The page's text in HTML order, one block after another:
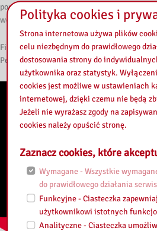
portfolio wydawnictwa o klasyczne książki
wcześniej niepublikowane w Polsce lub
Film jest zapisem webinaru, który został
Pedagogiczną Bibliotekę Wojewódzką im.
Polityka cookies i
Strona internetowa używa plików
celu niezbędnym do prawidłowego
dostosowania strony do
użytkownika oraz statystyk.
cookies jest możliwe w ustawieniach
internetowej, dzięki czemu nie będą
Jeżeli nie wyrażasz zgody na
cookies należy opuścić stronę.
Zaznacz cookies, które
Wymagane - Wszystkie
do prawidłowego działania
Funkcyjne - Ciasteczka
użytkownikowi istotnych
Analityczne - Ciasteczka